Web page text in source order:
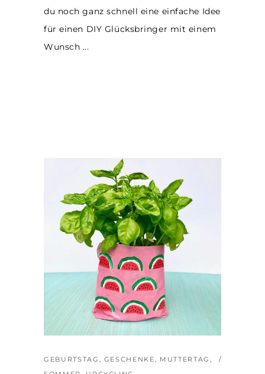
du noch ganz schnell eine einfache Idee
für einen DIY Glücksbringer mit einem
Wunsch
GEBURTSTAG , GESCHENKE, MUTTERTAG ,